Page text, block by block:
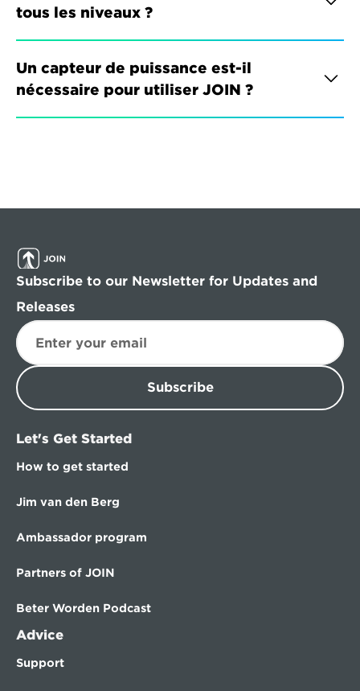
tous les niveaux ?
Un capteur de puissance est-il
nécessaire pour utiliser JOIN ?
Subscribe to our Newsletter for Updates and
Releases
Subscribe
Let's Get Started
How to get started
Jim van den Berg
Ambassador program
Partners of JOIN
Beter Worden Podcast
Advice
Support